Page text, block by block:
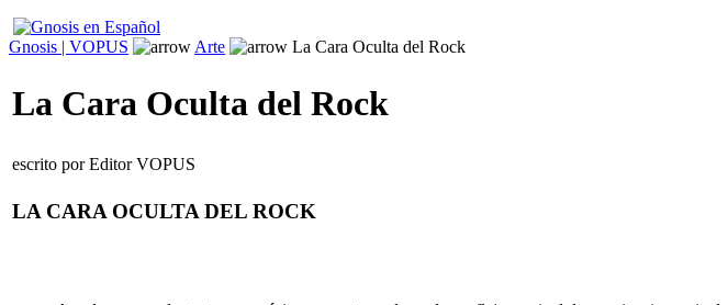
Gnosis | VOPUS Arte La Cara Oculta del Rock
La Cara Oculta del Rock
escrito por Editor VOPUS
LA CARA OCULTA DEL ROCK